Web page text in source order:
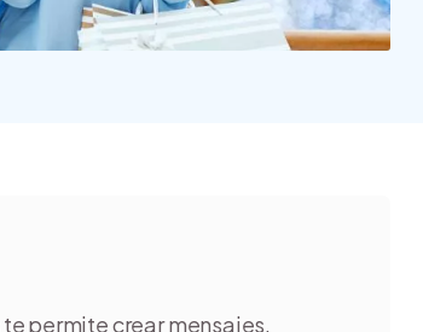
te permite crear mensajes,